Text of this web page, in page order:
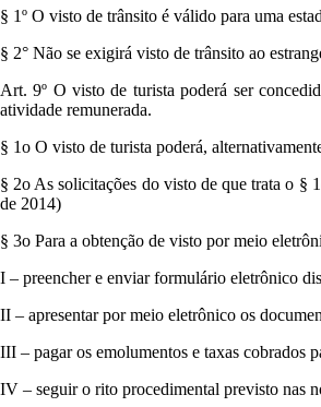
§ 1º O visto de trânsito é válido para uma
§ 2° Não se exigirá visto de trânsito ao
Art. 9º O visto de turista poderá ser
atividade remunerada.
§ 1o O visto de turista poderá,
§ 2o As solicitações do visto de que trata o §
de 2014)
§ 3o Para a obtenção de visto por meio
I – preencher e enviar formulário eletrônico
II – apresentar por meio eletrônico os
III – pagar os emolumentos e taxas cobrados
IV – seguir o rito procedimental previsto nas